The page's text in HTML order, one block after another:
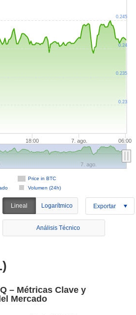
18:00 7. ago. 06:00
Price in BTC
Volumen (24h)
7. ago.
0.23
0.235
0.24
0.245
Lineal Logarítmico Exportar
Análisis Técnico
– Métricas Clave y
Mercado